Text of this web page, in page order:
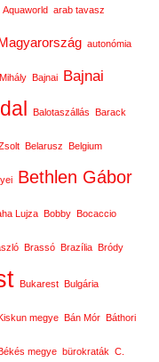
Aquaworld arab tavasz
autonómia
Bajnai Bajnai
Balotaszállás Barack
Belarusz Belgium
Bethlen Gábor
Lujza Bobby Bocaccio
Brassó Brazília Bródy
Bukarest Bulgária
megye Bán Mór Báthori
megye bürokraták C.